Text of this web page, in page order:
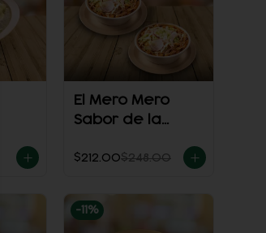
El Mero Mero
Sabor de la
$212.00$248.00
-11 %